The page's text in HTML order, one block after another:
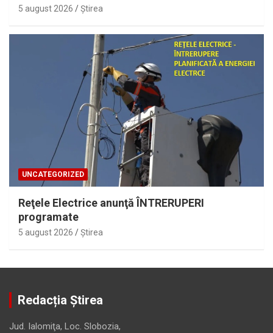
5 august 2026 Ştirea
UNCATEGORIZED
Reţele Electrice anunţă ÎNTRERUPERI
programate
5 august 2026 Ştirea
Redacția Știrea
Jud. Ialomiţa, Loc. Slobozia,